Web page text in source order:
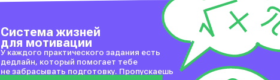
Система жизней
для мотивации
У каждого практического задания есть
дедлайн, который помогает тебе
не забрасывать подготовку. Пропускаешь